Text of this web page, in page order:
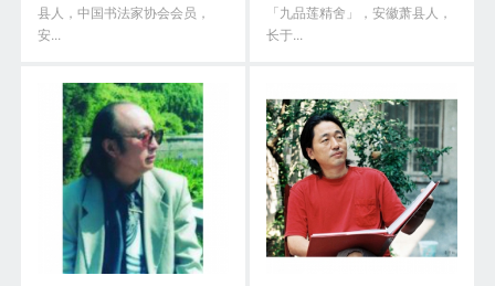
县人，中国书法家协会会员，
安...
「九品莲精舍」，安徽萧县人，
长于...